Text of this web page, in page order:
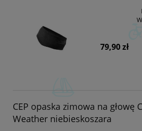
79,90 zł
CEP opaska zimowa na głowę
Weather niebieskoszara